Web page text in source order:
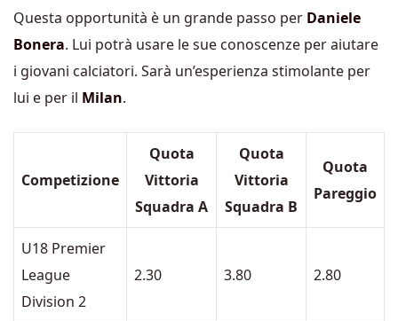
Questa opportunità è un grande passo per Daniele
Bonera. Lui potrà usare le sue conoscenze per aiutare
i giovani calciatori. Sarà un’esperienza stimolante per
lui e per il Milan.
Competizione
Quota
Vittoria
Squadra A
Quota
Vittoria
Squadra B
Quota
Pareggio
U18 Premier
League
Division 2
2.30 3.80 2.80